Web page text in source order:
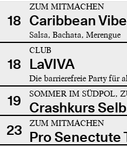
18
ZUM MITMACHEN
Caribbean
Salsa, Bachata, Merengue
18
CLUB
LaVIVA
Die barrierefreie Party für
19 SOMMER IM SÜDPOL,
Crashkurs
23
ZUM MITMACHEN
Pro Senectute